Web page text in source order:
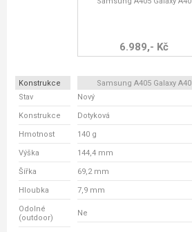
6.989,- Kč
Konstrukce Samsung A405 Galaxy A40
Stav
Nový
Konstrukce Dotyková
Hmotnost 140 g
Výška 144,4 mm
Šířka 69,2 mm
Hloubka 7,9 mm
Odolné
(outdoor)
Ne